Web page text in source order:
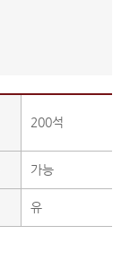
200석
가능
유